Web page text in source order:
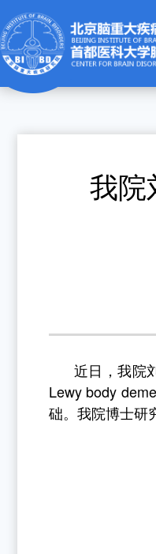
我
近日，我院
Lewy body
础。我院博士研